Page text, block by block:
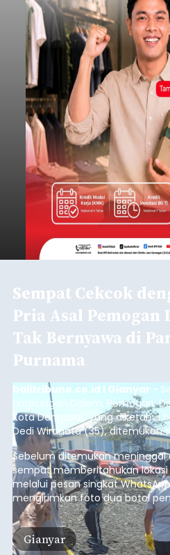
Sempat Cekcok
Pria Asal Pemogan
Tak Bernyawa di
Purnama
balitribune.co.id I Gianyar -
Lingkungan Dalem, Pemogan,
Kota Denpasar, yang diketahui
Dedi Wiranata (35), ditemukan
pesisir Pantai Purnama,
Sebelum ditemukan meninggal
sempat memberitahukan
melalui pesan singkat
mengirimkan foto dua botol
istrinya.
Gianyar